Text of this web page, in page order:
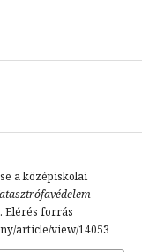
a középiskolai
Elérés forrás
article/view/14053